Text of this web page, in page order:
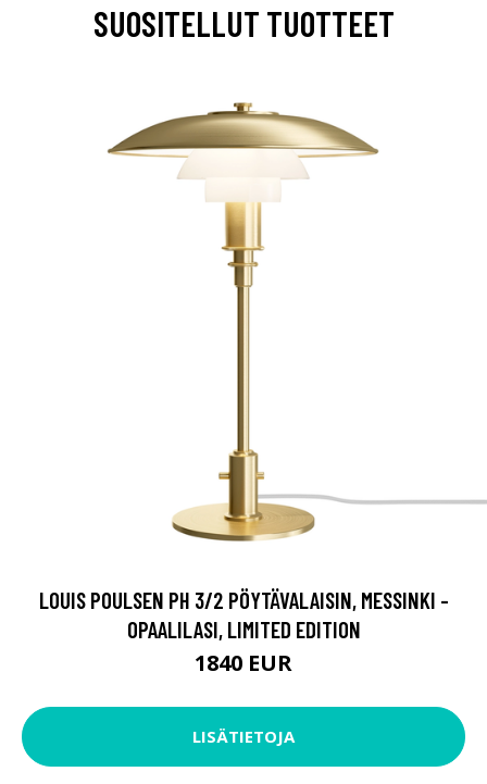
SUOSITELLUT TUOTTEET
LOUIS POULSEN PH 3/2 PÖYTÄVALAISIN, MESSINKI -
OPAALILASI, LIMITED EDITION
1840 EUR
LISÄTIETOJA